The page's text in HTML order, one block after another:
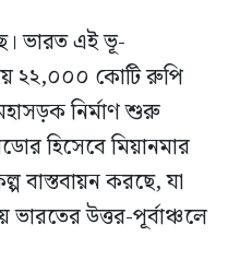
ভারত এই ভূ-
২২,০০০ কোটি রুপি
নির্মাণ শুরু
হিসেবে মিয়ানমার
বাস্তবায়ন করছে, যা
উত্তর-পূর্বাঞ্চলে